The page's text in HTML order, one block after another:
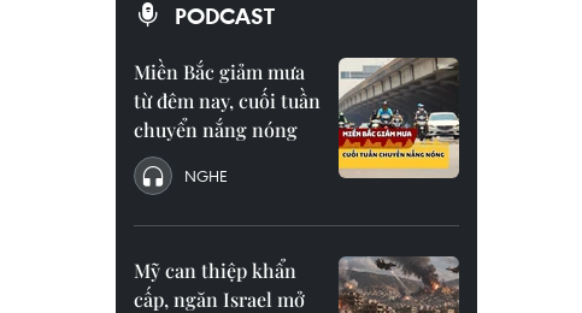
PODCAST
Miền Bắc giảm mưa
từ đêm nay, cuối tuần
chuyển nắng nóng
NGHE
Mỹ can thiệp khẩn
cấp, ngăn Israel mở